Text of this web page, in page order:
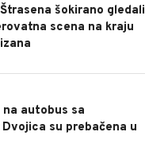
šokirano gledali
scena na kraju
autobus sa
su prebačena u